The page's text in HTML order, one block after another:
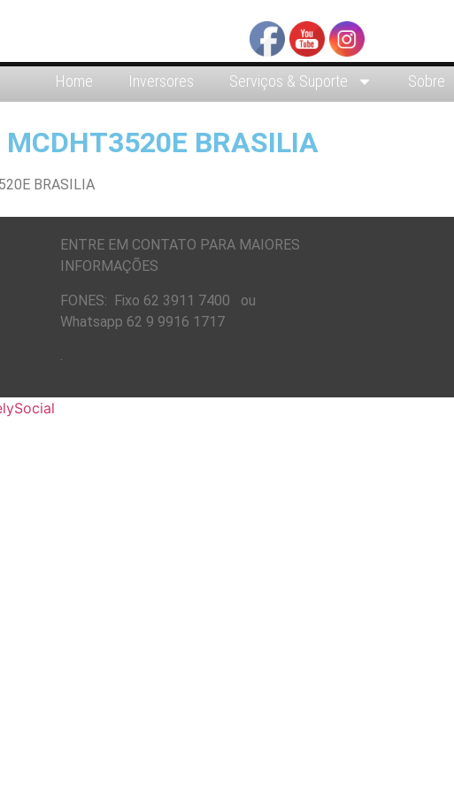
Home Inversores Serviços & Suporte Sobre
MCDHT3520E BRASILIA
ENTRE EM CONTATO PARA MAIORES
INFORMAÇÕES
FONES: Fixo 62 3911 7400 ou
Whatsapp 62 9 9916 1717
.